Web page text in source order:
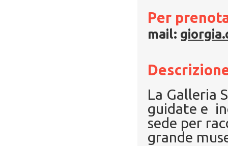
Per
mail:
La Galleria
guidate e
sede per
grande